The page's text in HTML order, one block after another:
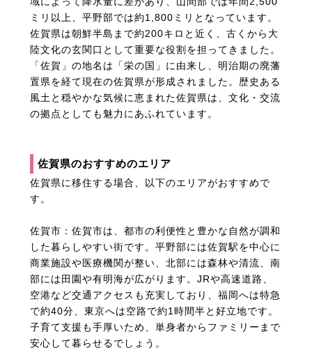
ミリ以上、平野部では約1,800ミリとなっています。
佐賀県は朝鮮半島まで約200キロと近く、古くから大
陸文化の玄関口として重要な役割を担ってきました。
「佐賀」の地名は「栄の国」に由来し、明治期の廃藩
置県を経て現在の佐賀県が形成されました。歴史ある
風土と穏やかな気候に恵まれた佐賀県は、文化・交流
の拠点としても魅力にあふれています。
佐賀県のおすすめのエリア
佐賀県に移住する場合、以下のエリアがおすすめで
す。
佐賀市：佐賀市は、都市の利便性と豊かな自然が調和
した暮らしやすい街です。平野部には佐賀駅を中心に
商業施設や医療機関が整い、北部には森林や清流、南
部には田園や有明海が広がります。JRや高速道路、
空港など交通アクセスも充実しており、福岡へは特急
で約40分、東京へは空路で約1時間半と好立地です。
子育て支援も手厚いため、単身者からファミリーまで
安心して暮らせるでしょう。